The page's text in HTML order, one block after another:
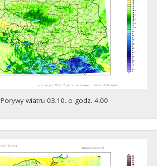
Porywy wiatru 03.10. o godz. 4.00